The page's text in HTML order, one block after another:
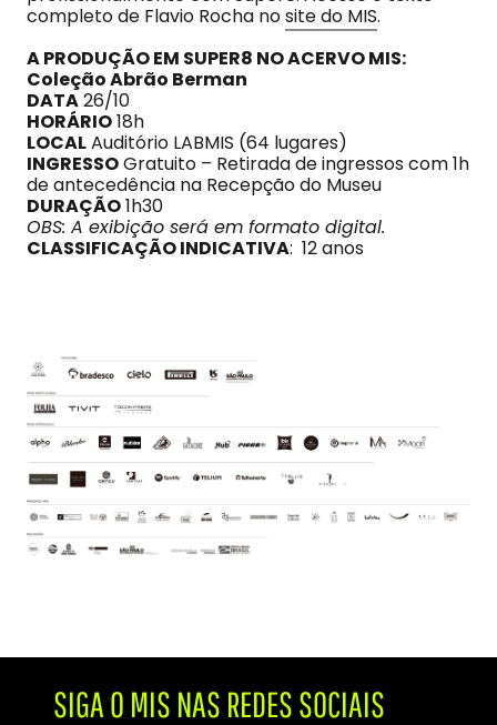
completo de Flavio Rocha nosite do MIS.
A PRODUÇÃO EM SUPER8 NO ACERVO MIS:
Coleção Abrão Berman
DATA26/10
HORÁRIO18h
LOCALAuditório LABMIS (64 lugares)
INGRESSOGratuito – Retirada de ingressos com 1h
de antecedência na Recepção do Museu
DURAÇÃO1h30
OBS: A exibição será em formato digital.
CLASSIFICAÇÃO INDICATIVA: 12 anos
SIGA O MIS NAS REDES SOCIAIS